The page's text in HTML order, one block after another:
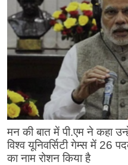
मन की बात में पी.एम ने कहा
विश्व यूनिवर्सिटी गेम्स में
का नाम रोशन किया है